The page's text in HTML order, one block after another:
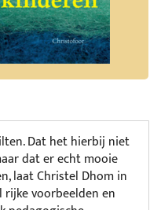
Dat het hierbij niet
dat er echt mooie
laat Christel Dhom in
voorbeelden en